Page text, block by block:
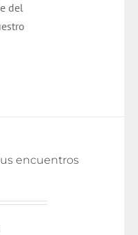
del
encuentros